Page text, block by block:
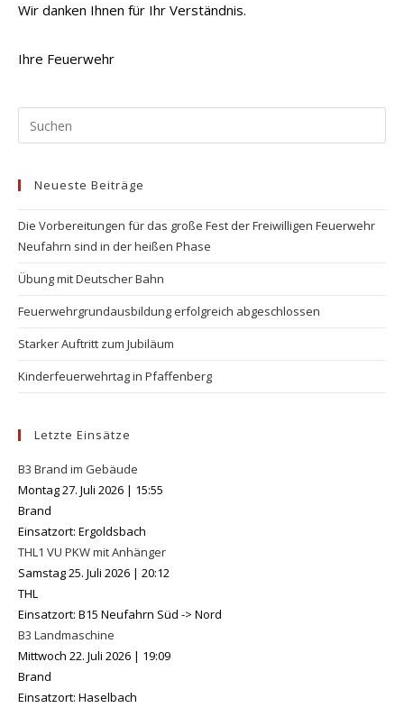
Wir danken Ihnen für Ihr Verständnis.
Ihre Feuerwehr
Neueste Beiträge
Die Vorbereitungen für das große Fest der Freiwilligen Feuerwehr
Neufahrn sind in der heißen Phase
Übung mit Deutscher Bahn
Feuerwehrgrundausbildung erfolgreich abgeschlossen
Starker Auftritt zum Jubiläum
Kinderfeuerwehrtag in Pfaffenberg
Letzte Einsätze
B3 Brand im Gebäude
Montag 27. Juli 2026 | 15:55
Brand
Einsatzort: Ergoldsbach
THL1 VU PKW mit Anhänger
Samstag 25. Juli 2026 | 20:12
THL
Einsatzort: B15 Neufahrn Süd -> Nord
B3 Landmaschine
Mittwoch 22. Juli 2026 | 19:09
Brand
Einsatzort: Haselbach